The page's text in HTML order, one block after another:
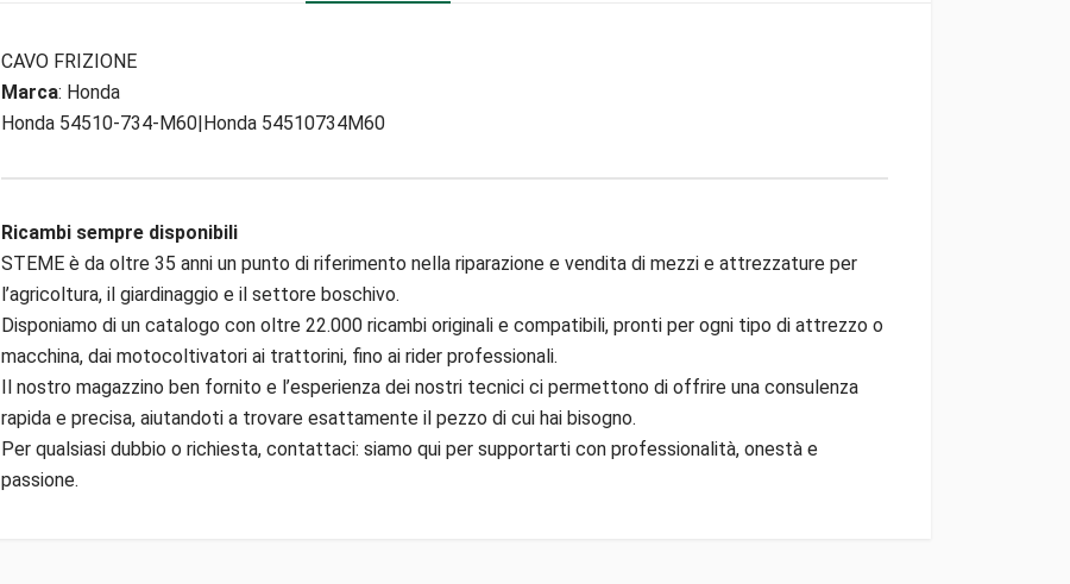
CAVO FRIZIONE
Marca: Honda
Honda 54510-734-M60|Honda 54510734M60
Ricambi sempre disponibili
STEME è da oltre 35 anni un punto di riferimento nella riparazione e vendita di mezzi e attrezzature per
l’agricoltura, il giardinaggio e il settore boschivo.
Disponiamo di un catalogo con oltre 22.000 ricambi originali e compatibili, pronti per ogni tipo di attrezzo o
macchina, dai motocoltivatori ai trattorini, fino ai rider professionali.
Il nostro magazzino ben fornito e l’esperienza dei nostri tecnici ci permettono di offrire una consulenza
rapida e precisa, aiutandoti a trovare esattamente il pezzo di cui hai bisogno.
Per qualsiasi dubbio o richiesta, contattaci: siamo qui per supportarti con professionalità, onestà e
passione.